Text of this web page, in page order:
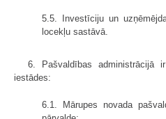
5.5. Investīciju un
locekļu sastāvā.
6. Pašvaldības administrācijā
iestādes:
6.1. Mārupes novada